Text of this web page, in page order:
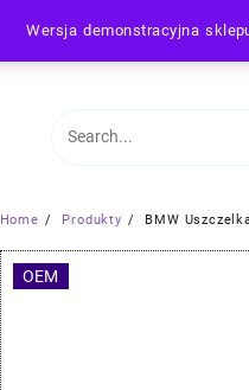
Wersja demonstracyjna
Home Produkty BMW
OEM